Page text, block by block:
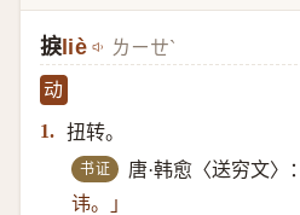
捩liè ㄌㄧㄝˋ
动
1. 扭转。
书证 唐·韩愈〈送穷文〉：
讳。」